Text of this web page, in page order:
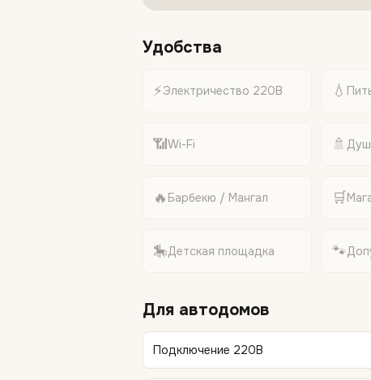
Удобства
⚡Электричество 220В 💧
📶Wi-Fi 🚿 Душ
🔥 Барбекю / Мангал 🛒
🎠Детская площадка 🐾
Для автодомов
Подключение 220В